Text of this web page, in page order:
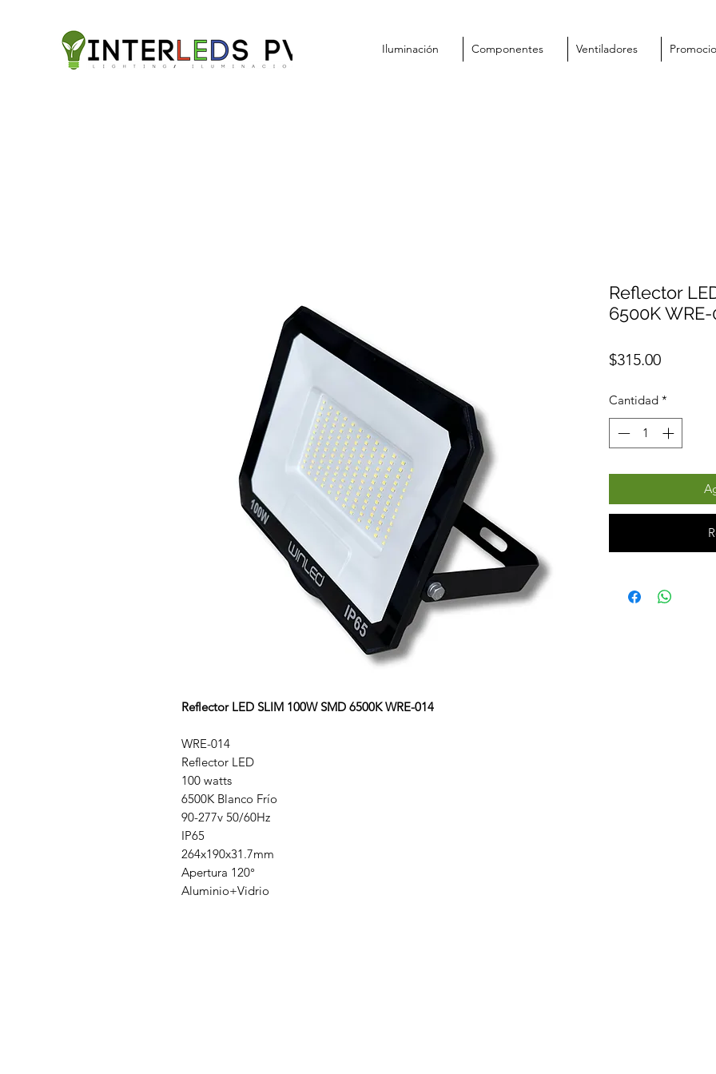
Iluminación Componentes Ventiladores
Reflector LED SLIM 100W SMD 6500K WRE-014
WRE-014
Reflector LED
100 watts
6500K Blanco Frío
90-277v 50/60Hz
IP65
264x190x31.7mm
Apertura 120°
Aluminio+Vidrio
Reflector
6500K WRE-
$315.00Precio
Cantidad *